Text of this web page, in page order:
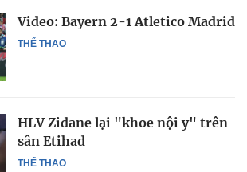
THỂ THAO
Video: Bayern 2-1 Atletico Madrid
THỂ THAO
HLV Zidane lại "khoe nội y" trên
sân Etihad